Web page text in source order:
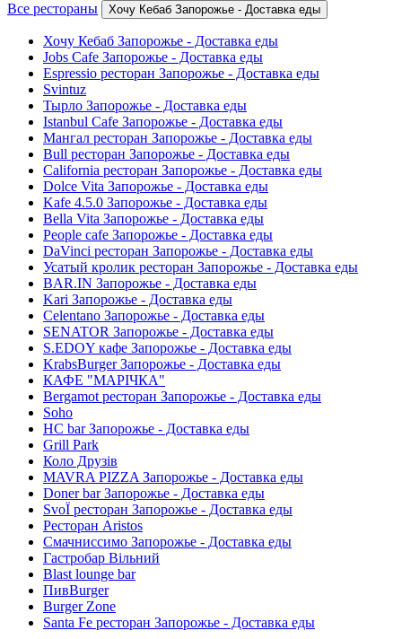
Все рестораны Хочу Кебаб Запорожье - Доставка еды
Хочу Кебаб Запорожье - Доставка еды
Jobs Cafe Запорожье - Доставка еды
Espressio ресторан Запорожье - Доставка еды
Svintuz
Тырло Запорожье - Доставка еды
Istanbul Cafe Запорожье - Доставка еды
Мангал ресторан Запорожье - Доставка еды
Bull ресторан Запорожье - Доставка еды
California ресторан Запорожье - Доставка еды
Dolce Vita Запорожье - Доставка еды
Kafe 4.5.0 Запорожье - Доставка еды
Bella Vita Запорожье - Доставка еды
People cafe Запорожье - Доставка еды
DaVinci ресторан Запорожье - Доставка еды
Усатый кролик ресторан Запорожье - Доставка еды
BAR.IN Запорожье - Доставка еды
Kari Запорожье - Доставка еды
Celentano Запорожье - Доставка еды
SENATOR Запорожье - Доставка еды
S.EDOY кафе Запорожье - Доставка еды
KrabsBurger Запорожье - Доставка еды
КАФЕ "МАРІЧКА"
Bergamot ресторан Запорожье - Доставка еды
Soho
HC bar Запорожье - Доставка еды
Grill Park
Коло Друзів
MAVRA PIZZA Запорожье - Доставка еды
Doner bar Запорожье - Доставка еды
SvoЇ ресторан Запорожье - Доставка еды
Ресторан Aristos
Смачниссимо Запорожье - Доставка еды
Гастробар Вільний
Blast lounge bar
ПивBurger
Burger Zone
Santa Fe ресторан Запорожье - Доставка еды